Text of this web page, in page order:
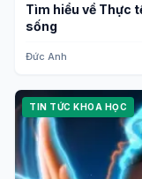
Tìm hiểu về Thực
sống
Đức Anh
TIN TỨC KHOA HỌC